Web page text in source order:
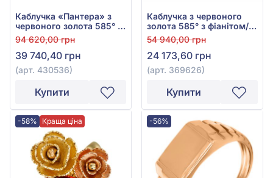
Каблучка «Пантера» з
червоного золота 585° з
рожевим фіанітом/
куб.цирконієм, чорною
емаллю, арт. 430536
94 620,00 грн
39 740,40 грн
(арт. 430536)
Купити
Каблучка з червоного
золота 585° з фіанітом/
куб.цирконієм та чорним
агатом, арт. 369626
54 940,00 грн
24 173,60 грн
(арт. 369626)
Купити
-58% Краща ціна -56%